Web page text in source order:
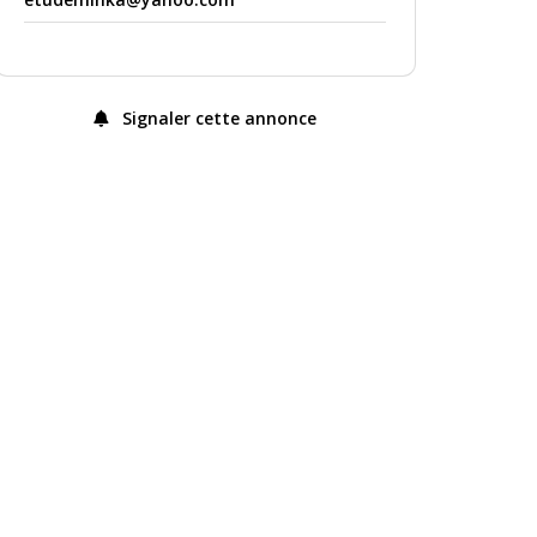
Signaler cette annonce